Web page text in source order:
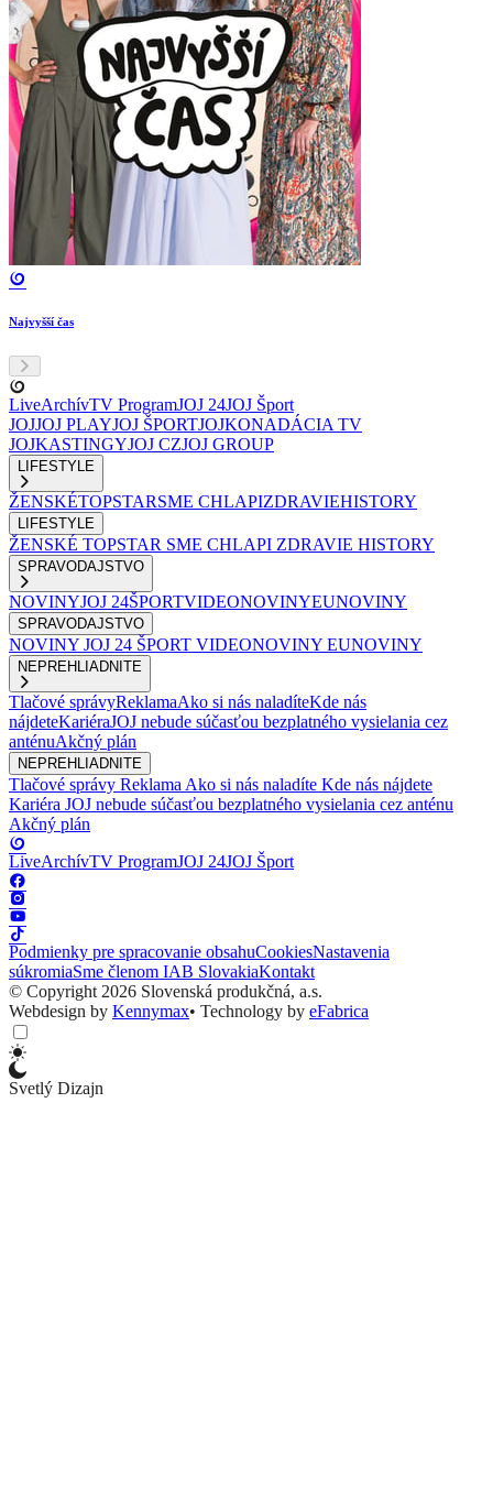
Najvyšší čas
LiveArchívTV ProgramJOJ 24JOJ Šport
JOJJOJ PLAYJOJ ŠPORTJOJKONADÁCIA TV
JOJKASTINGYJOJ CZJOJ GROUP
LIFESTYLE
ŽENSKÉTOPSTARSME CHLAPIZDRAVIEHISTORY
LIFESTYLE
ŽENSKÉ TOPSTAR SME CHLAPI ZDRAVIE HISTORY
SPRAVODAJSTVO
NOVINYJOJ 24ŠPORTVIDEONOVINYEUNOVINY
SPRAVODAJSTVO
NOVINY JOJ 24 ŠPORT VIDEONOVINY EUNOVINY
NEPREHLIADNITE
Tlačové správyReklamaAko si nás naladíteKde nás
nájdeteKariéraJOJ nebude súčasťou bezplatného vysielania cez
anténuAkčný plán
NEPREHLIADNITE
Tlačové správy Reklama Ako si nás naladíte Kde nás nájdete
Kariéra JOJ nebude súčasťou bezplatného vysielania cez anténu
Akčný plán
LiveArchívTV ProgramJOJ 24JOJ Šport
Podmienky pre spracovanie obsahuCookiesNastavenia
súkromiaSme členom IAB SlovakiaKontakt
© Copyright 2026 Slovenská produkčná, a.s.
Webdesign by Kennymax• Technology by eFabrica
Svetlý Dizajn